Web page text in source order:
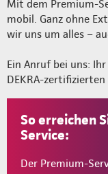
Mit dem Premium-
mobil. Ganz ohne
wir uns um alles –
Ein Anruf bei uns:
DEKRA-
So erreichen
Service:
Der Premium-